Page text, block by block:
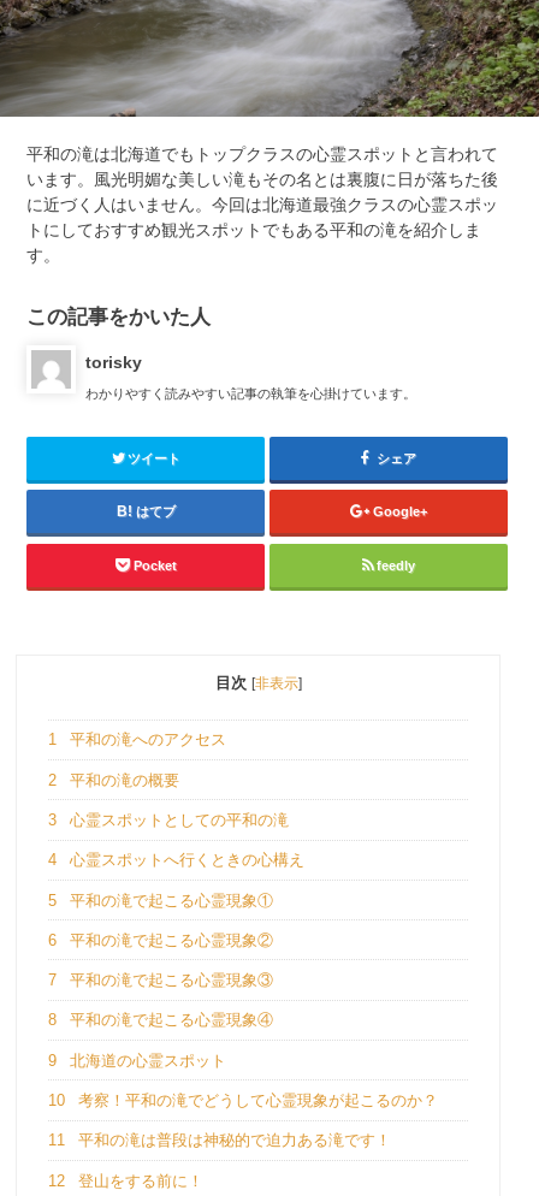
平和の滝は北海道でもトップクラスの心霊スポットと言われて
います。風光明媚な美しい滝もその名とは裏腹に日が落ちた後
に近づく人はいません。今回は北海道最強クラスの心霊スポッ
トにしておすすめ観光スポットでもある平和の滝を紹介しま
す。
この記事をかいた人
torisky
わかりやすく読みやすい記事の執筆を心掛けています。
ツイート シェア
はてブ Google+
Pocket feedly
目次 [非表示]
1 平和の滝へのアクセス
2 平和の滝の概要
3 心霊スポットとしての平和の滝
4 心霊スポットへ行くときの心構え
5 平和の滝で起こる心霊現象①
6 平和の滝で起こる心霊現象②
7 平和の滝で起こる心霊現象③
8 平和の滝で起こる心霊現象④
9 北海道の心霊スポット
10 考察！平和の滝でどうして心霊現象が起こるのか？
11 平和の滝は普段は神秘的で迫力ある滝です！
12 登山をする前に！